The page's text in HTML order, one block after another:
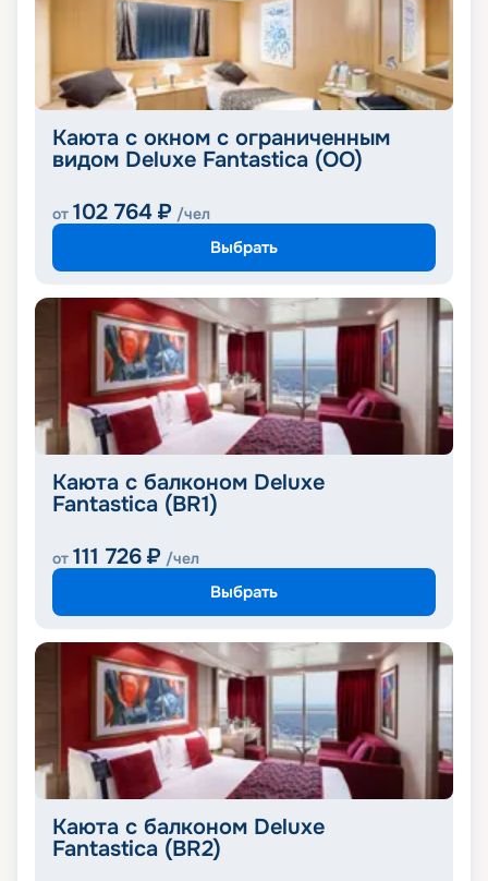
Каюта с окном с ограниченным
видом Deluxe Fantastica (OO)
от 102 764 ₽ /чел
Выбрать
Каюта с балконом Deluxe
Fantastica (BR1)
от 111 726 ₽ /чел
Выбрать
Каюта с балконом Deluxe
Fantastica (BR2)